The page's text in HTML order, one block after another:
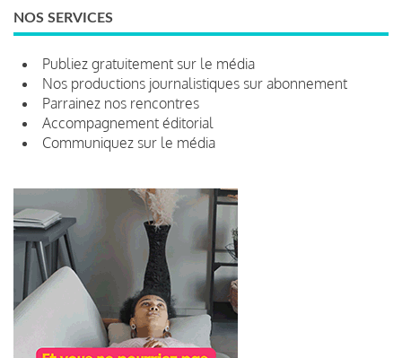
NOS SERVICES
Publiez gratuitement sur le média
Nos productions journalistiques sur abonnement
Parrainez nos rencontres
Accompagnement éditorial
Communiquez sur le média